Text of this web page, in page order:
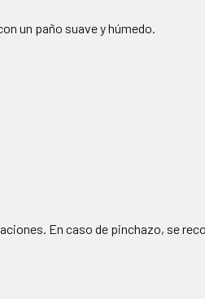
un paño suave y húmedo.
En caso de pinchazo, se